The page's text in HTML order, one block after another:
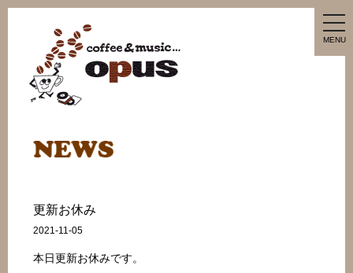
MENU
更新お休み
2021-11-05
本日更新お休みです。